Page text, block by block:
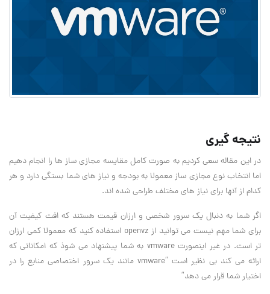
نتیجه گیری
در این مقاله سعی کردیم به صورت کامل مقایسه مجازی ساز ها را انجام دهیم
اما انتخاب نوع مجازی ساز معمولا به بودجه و نیاز های شما بستگی دارد و هر
کدام از آنها برای نیاز های مختلف طراحی شده اند.
اگر شما به دنبال یک سرور شخصی و ارزان قیمت هستند که افت کیفیت آن
برای شما مهم نیست می توانید از openvz استفاده کنید که معمولا کمی ارزان
تر است. در غیر اینصورت vmware به شما پیشنهاد می شوذ که امکاناتی که
ارائه می کند بی نظیر است “vmware مانند یک سرور اختصاصی منابع را در
اختیار شما قرار می دهد”